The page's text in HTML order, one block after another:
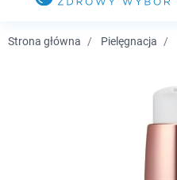
Strona główna Pielęgnacja